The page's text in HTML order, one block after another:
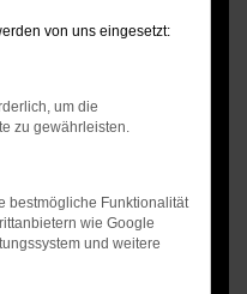
von uns eingesetzt:
um die
zu gewährleisten.
bestmögliche Funktionalität
wie Google
und weitere